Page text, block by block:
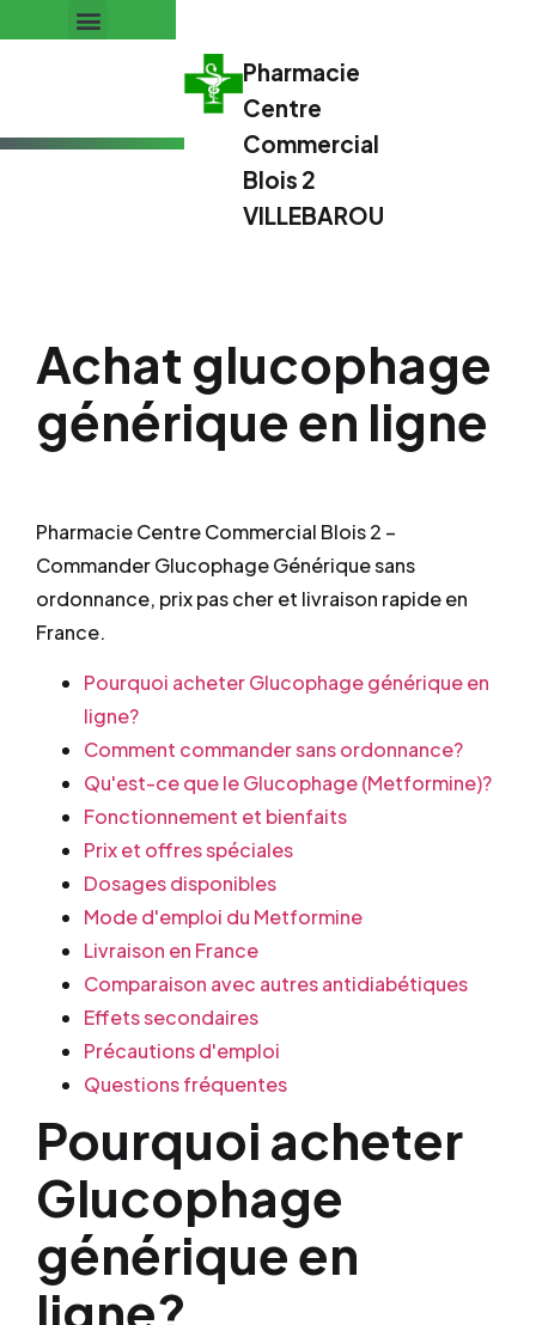
Pharmacie
Centre
Commercial
Blois 2
VILLEBAROU
Achat glucophage
générique en ligne
Pharmacie Centre Commercial Blois 2 –
Commander Glucophage Générique sans
ordonnance, prix pas cher et livraison rapide en
France.
Pourquoi acheter Glucophage générique en
ligne?
Comment commander sans ordonnance?
Qu'est-ce que le Glucophage (Metformine)?
Fonctionnement et bienfaits
Prix et offres spéciales
Dosages disponibles
Mode d'emploi du Metformine
Livraison en France
Comparaison avec autres antidiabétiques
Effets secondaires
Précautions d'emploi
Questions fréquentes
Pourquoi acheter
Glucophage
générique en
ligne?